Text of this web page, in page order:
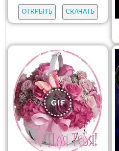
ОТКРЫТЬ СКАЧАТЬ